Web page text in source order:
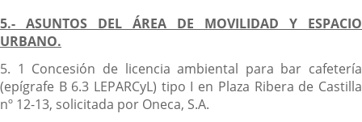
5.- ASUNTOS DEL ÁREA DE MOVILIDAD Y ESPACIO
URBANO.
5. 1 Concesión de licencia ambiental para bar cafetería
(epígrafe B 6.3 LEPARCyL) tipo I en Plaza Ribera de Castilla
nº 12-13, solicitada por Oneca, S.A.